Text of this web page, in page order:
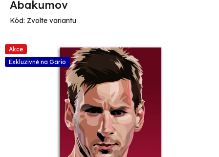
Abakumov
Kód: Zvolte variantu
Akce
Exkluzivně na Gario